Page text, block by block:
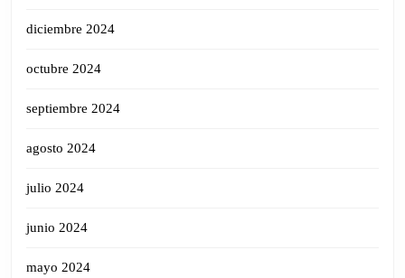
diciembre 2024
octubre 2024
septiembre 2024
agosto 2024
julio 2024
junio 2024
mayo 2024